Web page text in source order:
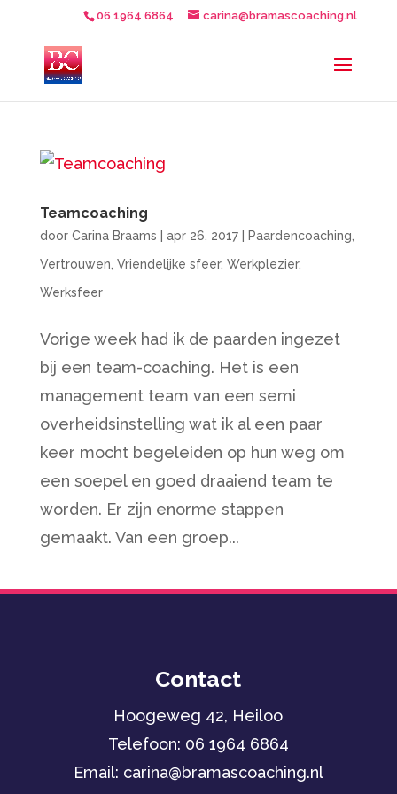
06 1964 6864 carina@bramascoaching.nl
Teamcoaching
door Carina Braams apr 26, 2017| Paardencoaching
Vertrouwen Vriendelijke sfeer, Werkplezier,
Werksfeer
Vorige week had ik de paarden ingezet
bij een team-coaching. Het is een
management team van een semi
overheidsinstelling wat ik al een paar
keer mocht begeleiden op hun weg om
een soepel en goed draaiend team te
worden. Er zijn enorme stappen
gemaakt. Van een groep...
Contact
Hoogeweg 42, Heiloo
Telefoon: 06 1964 6864
Email: carina@bramascoaching.nl